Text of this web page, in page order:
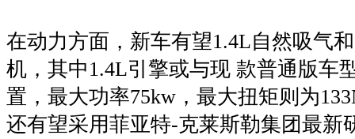
在动力方面，新车有望1.4L自然吸气
机，其中1.4L引擎或与现 款普通版车
置，最大功率75kw，最大扭矩则为
还有望采用菲亚特-克莱斯勒集团最新